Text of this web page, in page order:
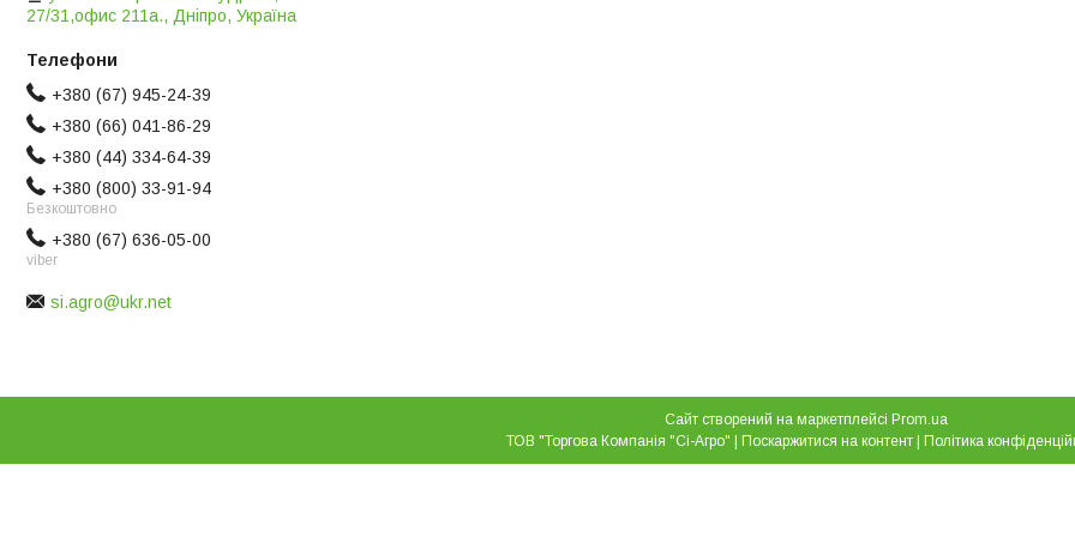
27/31,офис 211а., Дніпро, Україна
+380 (67) 945-24-39
+380 (66) 041-86-29
+380 (44) 334-64-39
+380 (800) 33-91-94
Безкоштовно
+380 (67) 636-05-00
viber
si.agro@ukr.net
Сайт створений на маркетплейсі Prom.ua
ТОВ "Торгова Компанія "Сі-Агро" | Поскаржитися на контент | Політика